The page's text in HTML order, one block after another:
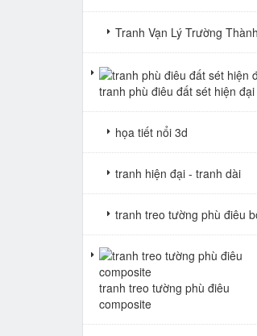
tranh gạch 3d cửu ngư quần hội dọc 110
Tranh Vạn Lý Trường Thành
tranh phù điêu đất sét hiện đại
họa tiết nổi 3d
tranh hiện đại - tranh dài
tranh treo tường phù điêu
tranh treo tường phù điêu
composite